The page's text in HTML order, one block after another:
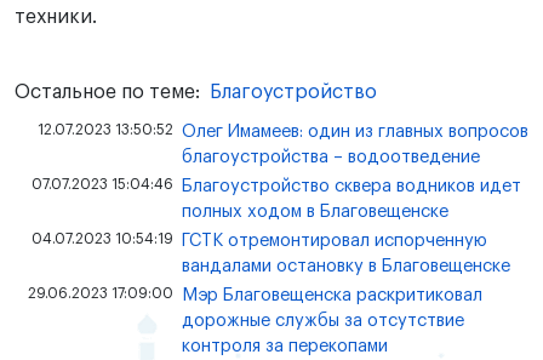
техники.
Остальное по теме: Благоустройство
12.07.2023 13:50:52
Олег Имамеев: один из главных вопросов
благоустройства – водоотведение
07.07.2023 15:04:46
Благоустройство сквера водников идет
полных ходом в Благовещенске
04.07.2023 10:54:19
ГСТК отремонтировал испорченную
вандалами остановку в Благовещенске
29.06.2023 17:09:00
Мэр Благовещенска раскритиковал
дорожные службы за отсутствие
контроля за перекопами